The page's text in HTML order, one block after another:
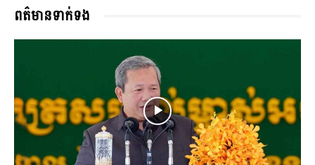
ពត៌មានទាក់ទង